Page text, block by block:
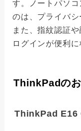
す。ノートパソ
のは、プライバシ
また、指紋認証
ログインが便利に
ThinkPadの
ThinkPad E16